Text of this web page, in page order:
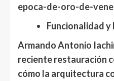
epoca-de-oro-de-
Funcionalidad y
Armando Antonio
reciente restauración
cómo la arquitectura